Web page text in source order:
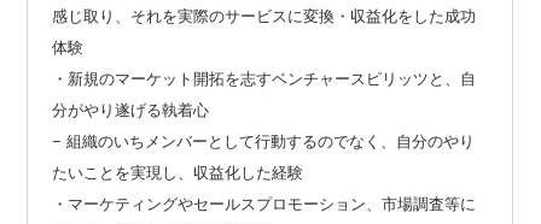
感じ取り、それを実際のサービスに変換・収益化をした成功
体験
・新規のマーケット開拓を志すベンチャースピリッツと、自
分がやり遂げる執着心
− 組織のいちメンバーとして行動するのでなく、自分のやり
たいことを実現し、収益化した経験
・マーケティングやセールスプロモーション、市場調査等に